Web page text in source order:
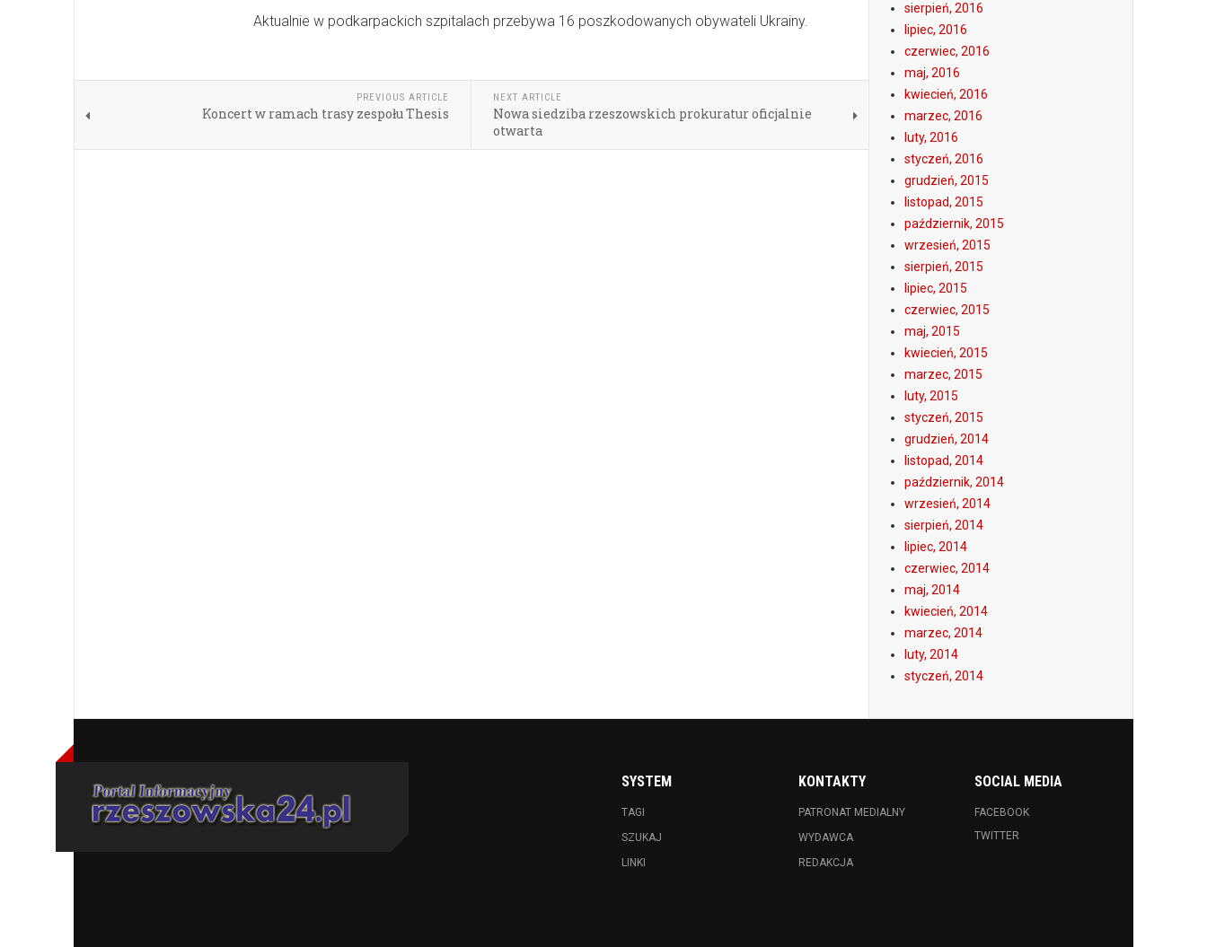
Aktualnie w podkarpackich szpitalach przebywa 16 poszkodowanych obywateli Ukrainy.
PREVIOUS ARTICLE
Koncert w ramach trasy zespołu Thesis
NEXT ARTICLE
Nowa siedziba rzeszowskich prokuratur oficjalnie
otwarta
sierpień, 2016
lipiec, 2016
czerwiec, 2016
maj, 2016
kwiecień, 2016
marzec, 2016
luty, 2016
styczeń, 2016
grudzień, 2015
listopad, 2015
październik, 2015
wrzesień, 2015
sierpień, 2015
lipiec, 2015
czerwiec, 2015
maj, 2015
kwiecień, 2015
marzec, 2015
luty, 2015
styczeń, 2015
grudzień, 2014
listopad, 2014
październik, 2014
wrzesień, 2014
sierpień, 2014
lipiec, 2014
czerwiec, 2014
maj, 2014
kwiecień, 2014
marzec, 2014
luty, 2014
styczeń, 2014
SYSTEM
TAGI
SZUKAJ
LINKI
KONTAKTY
PATRONAT MEDIALNY
WYDAWCA
REDAKCJA
SOCIAL MEDIA
FACEBOOK
TWITTER